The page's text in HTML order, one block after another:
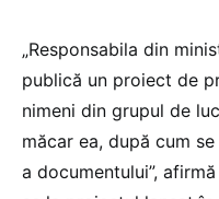
„Responsabila din
publică un proiect de
nimeni din grupul de
măcar ea, după cum
a documentului”,